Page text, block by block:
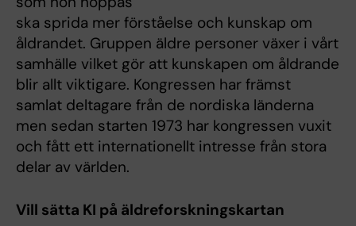
ska sprida mer förståelse och kunskap om
åldrandet. Gruppen äldre personer växer i vårt
samhälle vilket gör att kunskapen om åldrande
blir allt viktigare. Kongressen har främst
samlat deltagare från de nordiska länderna
men sedan starten 1973 har kongressen vuxit
och fått ett internationellt intresse från stora
delar av världen.
Vill sätta KI på äldreforskningskartan